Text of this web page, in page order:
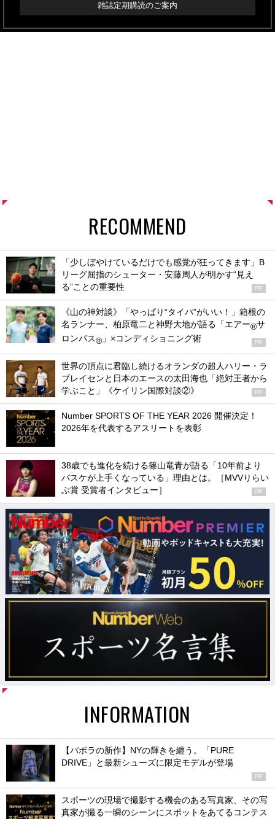
雑誌定期購読のご案内
RECOMMEND
「少しぼやけているだけでも感覚が狂ってきます」B
リーグ屈指のシューター・安藤周人が明かす“見え
る”ことの重要性
PR
《山の神対談》「やっぱり“タイパ”がいい！」箱根の
名ランナー、柏原竜二と神野大地が語る「エアー®サ
ロンパス® 」×コンディショニング術 PR
世界の頂点に君臨し続けるオランダの超人ハリー・ラ
ブレイセンと日本のエースの太田海也「絶対王者から
学ぶこと」《ケイリン国際対談②》
PR
Number SPORTS OF THE YEAR 2026 開催決定！
2026年を代表するアスリートを表彰
38歳でも進化を続ける篠山竜青が語る「10年前より
バスケが上手くなっている」理由とは。［MVVりらい
ぶ賞 受賞者インタビュー］
PR
INFORMATION
【バボラの新作】NYの輝きを纏う。「PURE
DRIVE」と最新シューズに限定モデルが登場
PR
スポーツの現場で撮影する機会のある写真家、その写
真家が撮る一瞬のシーンにスポットをあてるコンテス